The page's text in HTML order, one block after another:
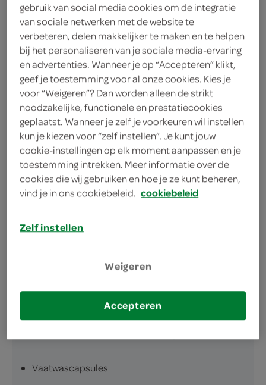
10.59
16 Stuks
Let op: aanbiedingen zijn niet zichtbaar bij de
producten, maar worden wél automatisch
verwerkt in de winkelmand.
de Sun All-in 1 brilliant shine vaatwascapsules zorgen
voor een krachtige reiniging van de meest
voor een schone vaat
Vaatwascapsules
gebruik van social media cookies om de integratie
van sociale netwerken met de website te
verbeteren, delen makkelijker te maken en te helpen
bij het personaliseren van je sociale media-ervaring
en advertenties. Wanneer je op “Accepteren” klikt,
geef je toestemming voor al onze cookies. Kies je
voor “Weigeren”? Dan worden alleen de strikt
noodzakelijke, functionele en prestatiecookies
geplaatst. Wanneer je zelf je voorkeuren wil instellen
kun je kiezen voor “zelf instellen”. Je kunt jouw
cookie-instellingen op elk moment aanpassen en je
toestemming intrekken. Meer informatie over de
cookies die wij gebruiken en hoe je ze kunt beheren,
vind je in ons cookiebeleid. cookiebeleid
Zelf instellen
Weigeren
Accepteren